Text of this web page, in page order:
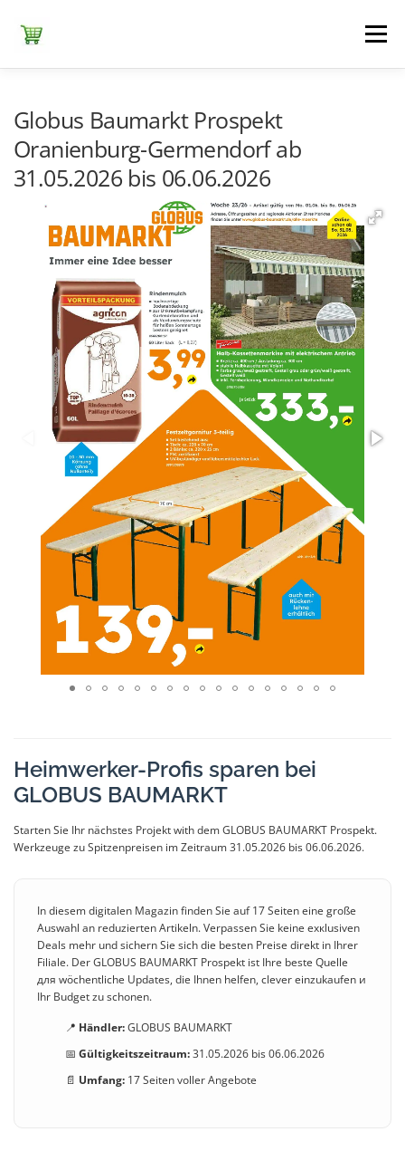
Inhalt
springen
Menü
LIDL NETTO DISCOUNT NORMA
+ ALLE
Globus Baumarkt Prospekt
Oranienburg-Germendorf ab
31.05.2026 bis 06.06.2026
Heimwerker-Profis sparen bei
GLOBUS BAUMARKT
Starten Sie Ihr nächstes Projekt with dem GLOBUS BAUMARKT Prospekt.
Werkzeuge zu Spitzenpreisen im Zeitraum 31.05.2026 bis 06.06.2026.
In diesem digitalen Magazin finden Sie auf 17 Seiten eine große
Auswahl an reduzierten Artikeln. Verpassen Sie keine exкlusiven
Deals mehr und sichern Sie sich die besten Preise direkt in Ihrer
Filiale. Der GLOBUS BAUMARKT Prospekt ist Ihre beste Quelle
для wöchentliche Updates, die Ihnen helfen, clever einzukaufen и
Ihr Budget zu schonen.
📍 Händler:GLOBUS BAUMARKT
📅 Gültigkeitszeitraum:31.05.2026 bis 06.06.2026
📄 Umfang:17 Seiten voller Angebote